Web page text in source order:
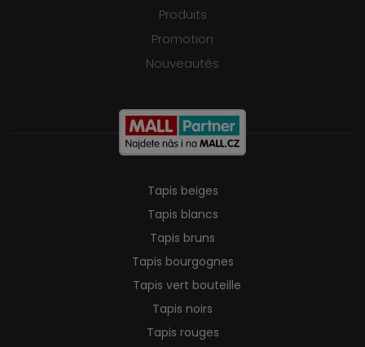
Produits
Promotion
Nouveautés
Tapis beiges
Tapis blancs
Tapis bruns
Tapis bourgognes
Tapis vert bouteille
Tapis noirs
Tapis rouges